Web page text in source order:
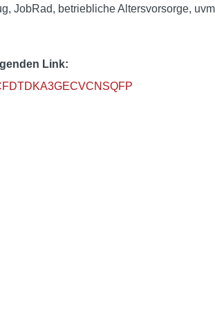
JobRad, betriebliche Altersvorsorge,
Link: